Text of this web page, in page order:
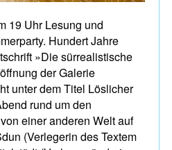
19 Uhr Lesung und
Hundert Jahre
»Die sürrealistische
der Galerie
unter dem Titel Löslicher
rund um den
einer anderen Welt auf
(Verlegerin des Textem